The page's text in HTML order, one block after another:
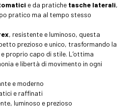
e da pratiche tasche laterali,
pratico ma al tempo stesso
, resistente e luminoso, questa
prezioso e unico, trasformando la
proprio capo di stile. L’ottima
e libertà di movimento in ogni
e moderno
e raffinati
luminoso e prezioso